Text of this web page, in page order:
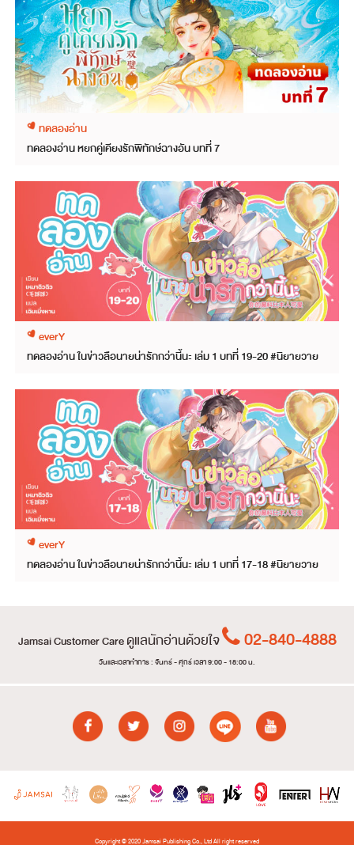
ทดลองอ่าน
ทดลองอ่าน หยกคู่เคียงรักพิทักษ์ฉางอัน บทที่ 7
everY
ทดลองอ่าน ในข่าวลือนายน่ารักกว่านี้นะ เล่ม 1 บทที่ 19-20 #นิยายวาย
everY
ทดลองอ่าน ในข่าวลือนายน่ารักกว่านี้นะ เล่ม 1 บทที่ 17-18 #นิยายวาย
Jamsai Customer Careดูแลนักอ่านด้วยใจ 02-840-4888
วันและเวลาทำการ : จันทร์ - ศุกร์ เวลา 9:00 - 18:00 น.
Copyright © 2020 Jamsai Publishing Co., Ltd All right reserved